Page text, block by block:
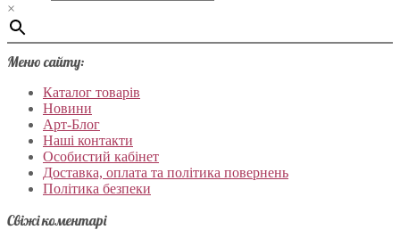
×
Меню сайту:
Каталог товарів
Новини
Арт-Блог
Наші контакти
Особистий кабінет
Доставка, оплата та політика повернень
Політика безпеки
Свіжі коментарі